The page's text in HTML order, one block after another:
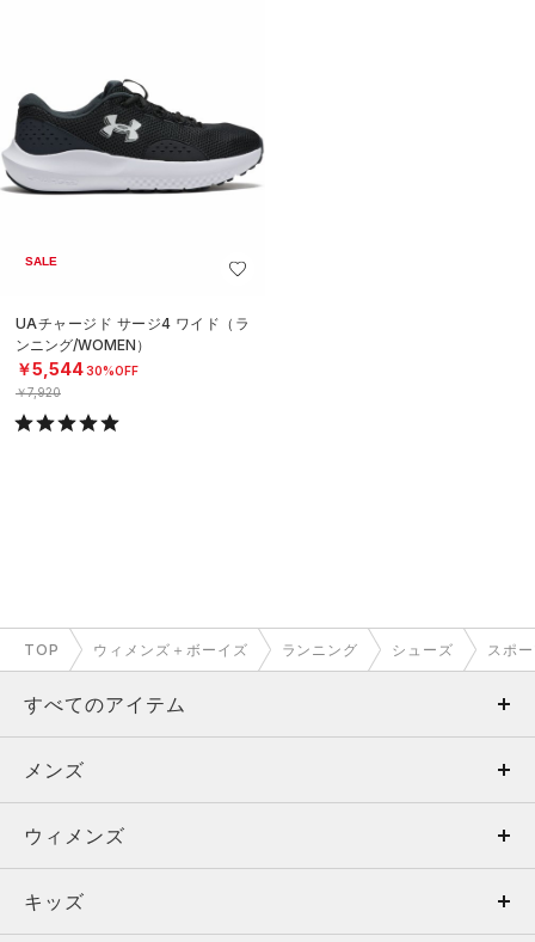
SALE
UAチャージド サージ4 ワイド（ラ
ンニング/WOMEN）
￥5,54430%OFF
￥7,920
TOP ウィメンズ＋ボーイズ ランニング シューズ スポ
すべてのアイテム
メンズ
ウィメンズ
キッズ
メンズ
トップス
ボトムス
ウィメンズ
トップス
キッズ